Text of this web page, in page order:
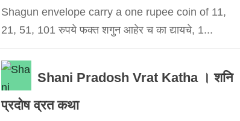
Shagun envelope carry a one rupee coin of 11,
21, 51, 101 रुपये फक्त शगुन आहेर च का द्यायचे, 1...
Shani Pradosh Vrat Katha । शनि
प्रदोष व्रत कथा